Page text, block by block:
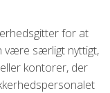
for at
være særligt nyttigt,
kontorer, der